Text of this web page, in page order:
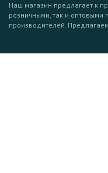
Наш магазин предлагает к
розничными, так и оптовыми
производителей.